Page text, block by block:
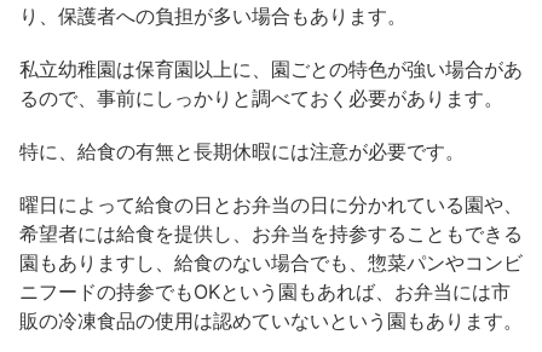
り、保護者への負担が多い場合もあります。
私立幼稚園は保育園以上に、園ごとの特色が強い場合があ
るので、事前にしっかりと調べておく必要があります。
特に、給食の有無と長期休暇には注意が必要です。
曜日によって給食の日とお弁当の日に分かれている園や、
希望者には給食を提供し、お弁当を持参することもできる
園もありますし、 給食のない場合でも、惣菜パンやコンビ
ニフードの持参でもOKという園もあれば、お弁当には市
販の冷凍食品の使用は認めていないという園もあります。